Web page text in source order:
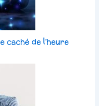
caché de l’heure